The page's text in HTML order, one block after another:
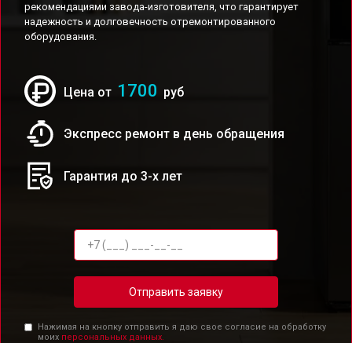
рекомендациями завода-изготовителя, что гарантирует
надежность и долговечность отремонтированного
оборудования.
Цена от 1700 руб
Экспресс ремонт в день обращения
Гарантия до 3-х лет
Отправить заявку
Нажимая на кнопку отправить я даю свое согласие на обработку
моих персональных данных.